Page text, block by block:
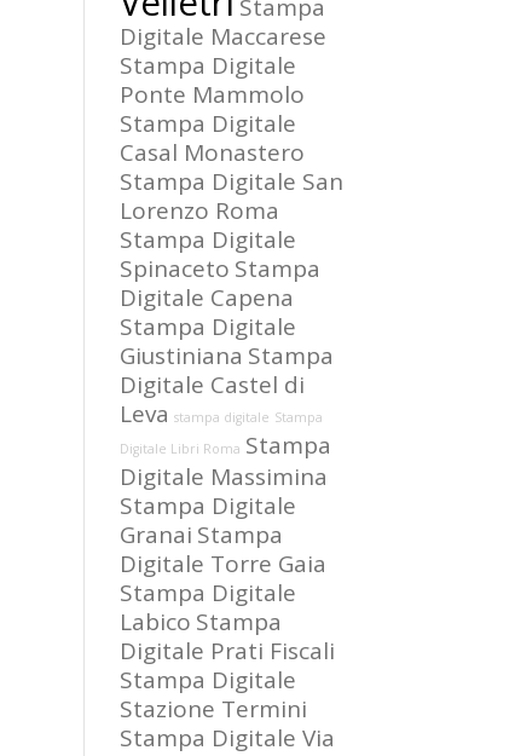
Stampa
Digitale Maccarese
Stampa Digitale
Ponte Mammolo
Stampa Digitale
Casal Monastero
Stampa Digitale San
Lorenzo Roma
Stampa Digitale
Spinaceto Stampa
Digitale Capena
Stampa Digitale
Giustiniana Stampa
Digitale Castel di
Leva stampa digitale Stampa
Digitale Libri Roma Stampa
Digitale Massimina
Stampa Digitale
Granai Stampa
Digitale Torre Gaia
Stampa Digitale
Labico Stampa
Digitale Prati Fiscali
Stampa Digitale
Stazione Termini
Stampa Digitale Via